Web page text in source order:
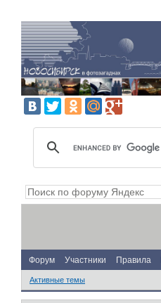
Форум Участники Правила
Активные темы